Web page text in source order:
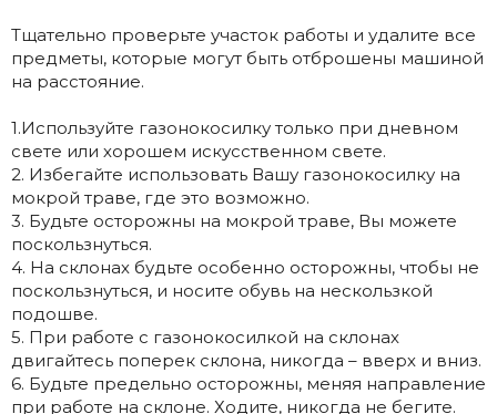
Тщательно проверьте участок работы и удалите все
предметы, которые могут быть отброшены машиной
на расстояние.
1.Используйте газонокосилку только при дневном
свете или хорошем искусственном свете.
2. Избегайте использовать Вашу газонокосилку на
мокрой траве, где это возможно.
3. Будьте осторожны на мокрой траве, Вы можете
поскользнуться.
4. На склонах будьте особенно осторожны, чтобы не
поскользнуться, и носите обувь на нескользкой
подошве.
5. При работе с газонокосилкой на склонах
двигайтесь поперек склона, никогда – вверх и вниз.
6. Будьте предельно осторожны, меняя направление
при работе на склоне. Ходите, никогда не бегите.